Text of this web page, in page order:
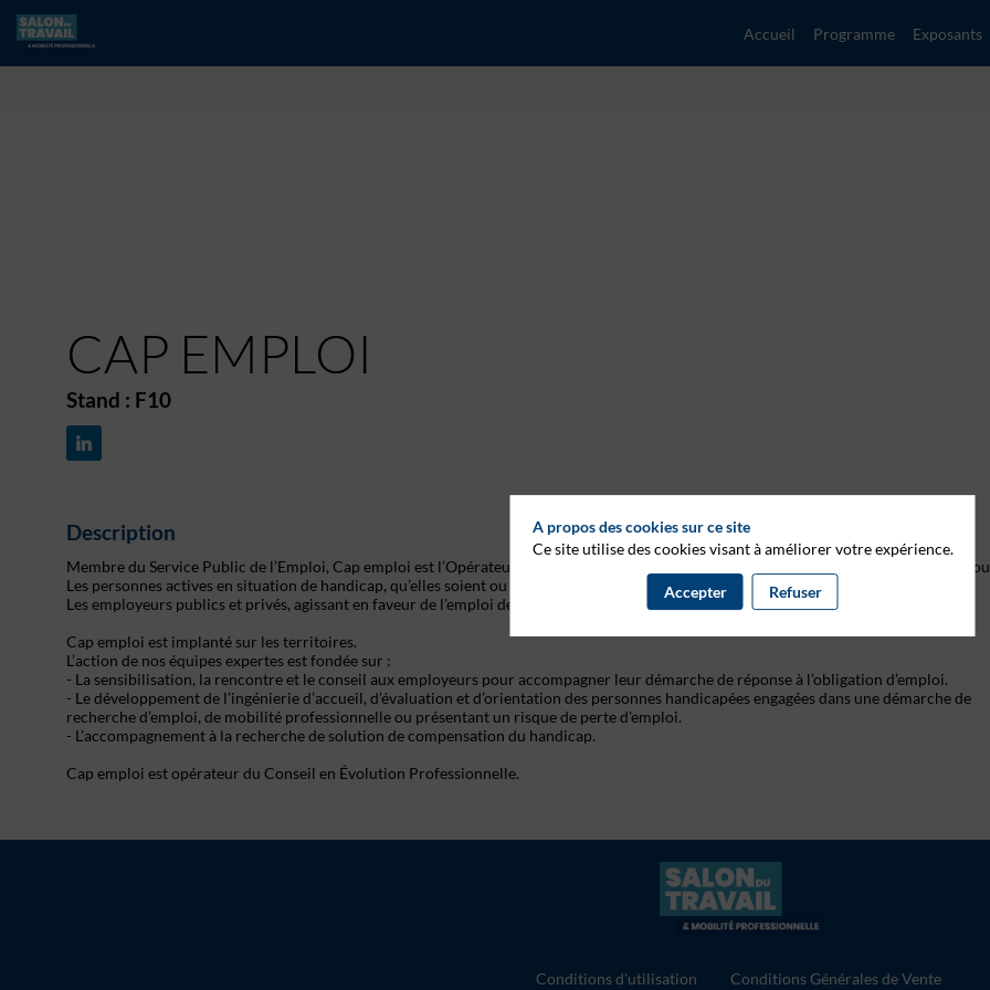
Accueil Programme Exposants
CAP EMPLOI
Stand : F10
Description
Membre du Service Public de l’Emploi, Cap emploi est l’Opérateur de Placement Spécialisé défini par la loi 11 février 2005, agissant
Les personnes actives en situation de handicap, qu’elles soient ou non en emploi.
Les employeurs publics et privés, agissant en faveur de l’emploi des personnes handicapées, quel que soit leur effectif.
Cap emploi est implanté sur les territoires.
L’action de nos équipes expertes est fondée sur :
- La sensibilisation, la rencontre et le conseil aux employeurs pour accompagner leur démarche de réponse à l’obligation d’emploi.
- Le développement de l’ingénierie d’accueil, d’évaluation et d’orientation des personnes handicapées engagées dans une démarche de
recherche d’emploi, de mobilité professionnelle ou présentant un risque de perte d'emploi.
- L'accompagnement à la recherche de solution de compensation du handicap.
Cap emploi est opérateur du Conseil en Évolution Professionnelle.
Conditions d'utilisation Conditions Générales de Vente
A propos des cookies sur ce site
Ce site utilise des cookies visant à améliorer votre expérience.
Accepter Refuser